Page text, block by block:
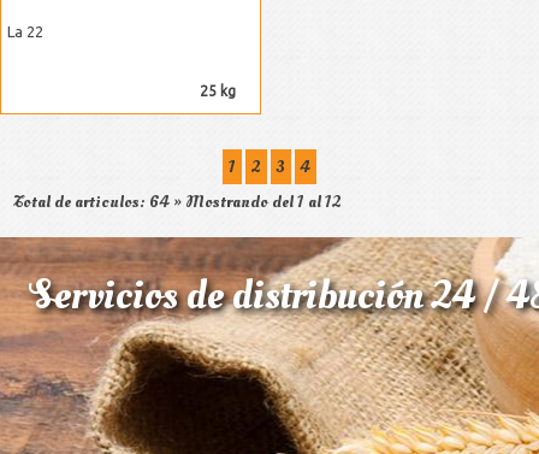
La 22
25 kg
1 2 3
4
Total de articulos: 64 » Mostrando del 1 al 12
Servicios de distribución 24 /